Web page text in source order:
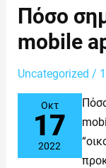
Πόσο
mobile
Uncategorized /
Οκτ
17
2022
Πόσο
σημαντικά
είναι
τα
mobile